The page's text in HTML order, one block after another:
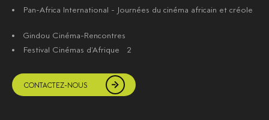
Pan-Africa International - Journées du cinéma africain et créole
Gindou Cinéma-Rencontres
Festival Cinémas d'Afrique 2
CONTACTEZ-NOUS